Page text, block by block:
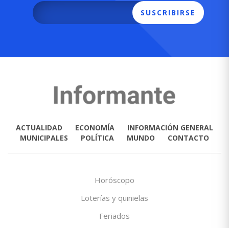
SUSCRIBIRSE
ACTUALIDAD ECONOMÍA
INFORMACIÓN GENERAL
MUNICIPALES
POLÍTICA MUNDO CONTACTO
Horóscopo
Loterías y quinielas
Feriados